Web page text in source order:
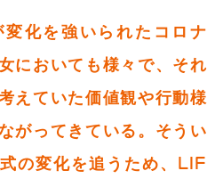
化を強いられたコロナ
においても様々で、それ
えていた価値観や行動様
がってきている。そうい
の変化を追うため、LIF